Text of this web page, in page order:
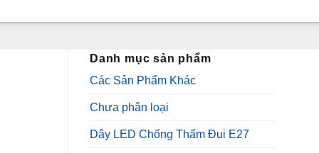
Danh mục sản phẩm
Các Sản Phẩm Khác
Chưa phân loại
Dây LED Chống Thấm Đui E27